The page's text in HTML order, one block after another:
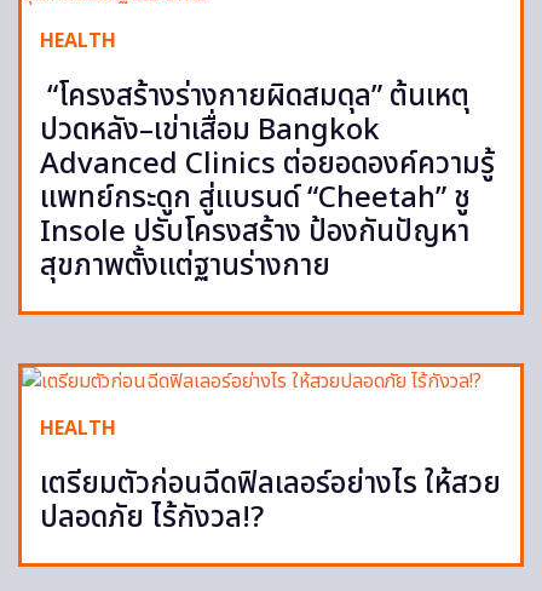
HEALTH
“โครงสร้างร่างกายผิดสมดุล” ต้นเหตุ
ปวดหลัง–เข่าเสื่อม Bangkok
Advanced Clinics ต่อยอดองค์ความรู้
แพทย์กระดูก สู่แบรนด์ “Cheetah” ชู
Insole ปรับโครงสร้าง ป้องกันปัญหา
สุขภาพตั้งแต่ฐานร่างกาย
HEALTH
เตรียมตัวก่อนฉีดฟิลเลอร์อย่างไร ให้สวย
ปลอดภัย ไร้กังวล!?